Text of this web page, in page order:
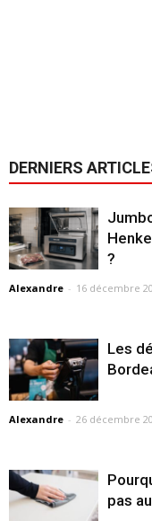
DERNIERS
?
Alexandre - 16 décembre
Les
Alexandre - 26 décembre
pas